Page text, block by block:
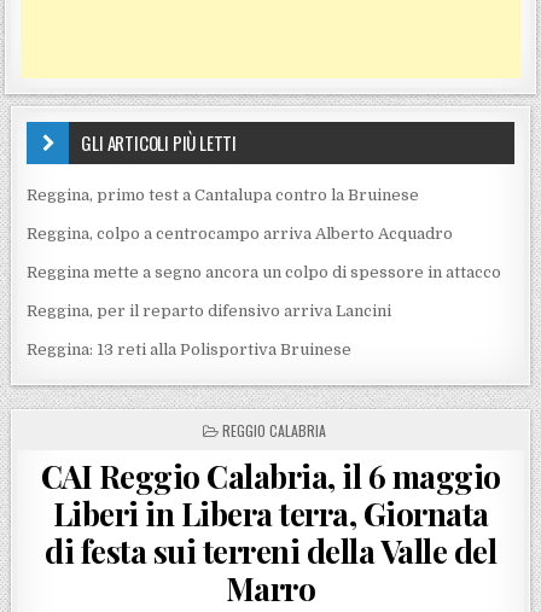
GLI ARTICOLI PIÙ LETTI
Reggina, primo test a Cantalupa contro la Bruinese
Reggina, colpo a centrocampo arriva Alberto Acquadro
Reggina mette a segno ancora un colpo di spessore in attacco
Reggina, per il reparto difensivo arriva Lancini
Reggina: 13 reti alla Polisportiva Bruinese
POSTED IN
REGGIO CALABRIA
CAI Reggio Calabria, il 6 maggio
Liberi in Libera terra, Giornata
di festa sui terreni della Valle del
Marro